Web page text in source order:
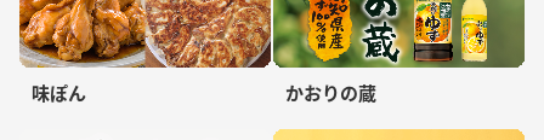
味ぽん かおりの蔵